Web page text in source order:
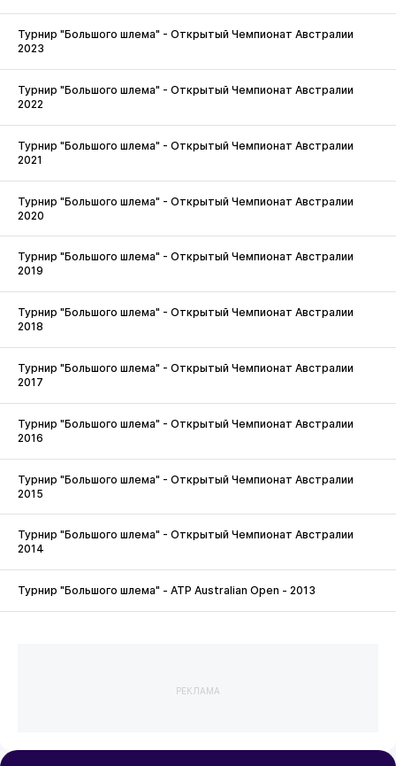
Турнир "Большого шлема" - Открытый Чемпионат Австралии
2023
Турнир "Большого шлема" - Открытый Чемпионат Австралии
2022
Турнир "Большого шлема" - Открытый Чемпионат Австралии
2021
Турнир "Большого шлема" - Открытый Чемпионат Австралии
2020
Турнир "Большого шлема" - Открытый Чемпионат Австралии
2019
Турнир "Большого шлема" - Открытый Чемпионат Австралии
2018
Турнир "Большого шлема" - Открытый Чемпионат Австралии
2017
Турнир "Большого шлема" - Открытый Чемпионат Австралии
2016
Турнир "Большого шлема" - Открытый Чемпионат Австралии
2015
Турнир "Большого шлема" - Открытый Чемпионат Австралии
2014
Турнир "Большого шлема" - ATP Australian Open - 2013
РЕКЛАМА